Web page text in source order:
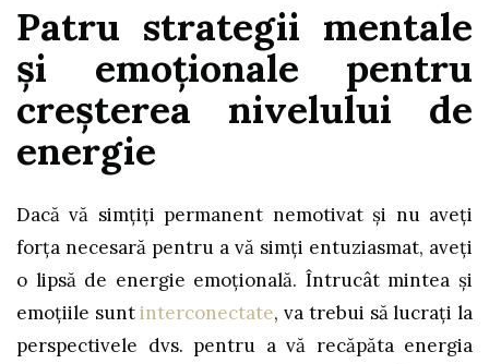
Patru strategii mentale
și emoționale pentru
creșterea nivelului de
energie
Dacă vă simțiți permanent nemotivat și nu aveți
forța necesară pentru a vă simți entuziasmat, aveți
o lipsă de energie emoțională. Întrucât mintea și
emoțiile suntinterconectate, va trebui să lucrați la
perspectivele dvs. pentru a vă recăpăta energia